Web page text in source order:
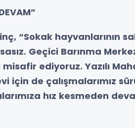
“Sokak hayvanlarının
Geçici Barınma
ediyoruz. Yazılı
için de çalışmalarımız
hız kesmeden